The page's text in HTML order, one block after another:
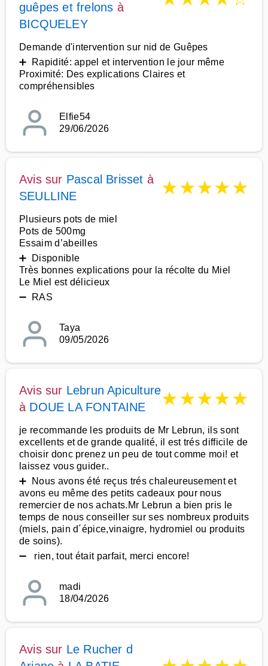
guêpes et frelons à
BICQUELEY
Demande d'intervention sur nid de Guêpes
➕ Rapidité: appel et intervention le jour même
Proximité: Des explications Claires et
compréhensibles
Elfie54
29/06/2026
Avis sur Pascal Brisset à
SEULLINE
★★★★★
Plusieurs pots de miel
Pots de 500mg
Essaim d’abeilles
➕ Disponible
Très bonnes explications pour la récolte du Miel
Le Miel est délicieux
➖ RAS
Taya
09/05/2026
Avis sur Lebrun Apiculture
à DOUE LA FONTAINE ★★★★★
je recommande les produits de Mr Lebrun, ils sont
excellents et de grande qualité, il est trés difficile de
choisir donc prenez un peu de tout comme moi! et
laissez vous guider..
➕ Nous avons été reçus trés chaleureusement et
avons eu même des petits cadeaux pour nous
remercier de nos achats.Mr Lebrun a bien pris le
temps de nous conseiller sur ses nombreux produits
(miels, pain d´épice,vinaigre, hydromiel ou produits
de soins).
➖ rien, tout était parfait, merci encore!
madi
18/04/2026
Avis sur Le Rucher d